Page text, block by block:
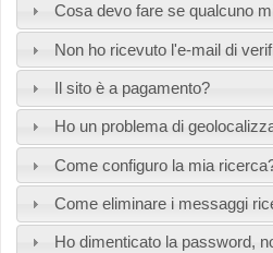
Cosa devo fare se qualcuno
Non ho ricevuto l'e-mail di
Il sito è a pagamento?
Ho un problema di
Come configuro la mia
Come eliminare i messaggi
Ho dimenticato la password,